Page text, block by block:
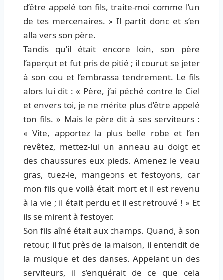
d’être appelé ton fils, traite-moi comme l’un
de tes mercenaires. » Il partit donc et s’en
alla vers son père.
Tandis qu’il était encore loin, son père
l’aperçut et fut pris de pitié ; il courut se jeter
à son cou et l’embrassa tendrement. Le fils
alors lui dit : « Père, j’ai péché contre le Ciel
et envers toi, je ne mérite plus d’être appelé
ton fils. » Mais le père dit à ses serviteurs :
« Vite, apportez la plus belle robe et l’en
revêtez, mettez-lui un anneau au doigt et
des chaussures eux pieds. Amenez le veau
gras, tuez-le, mangeons et festoyons, car
mon fils que voilà était mort et il est revenu
à la vie ; il était perdu et il est retrouvé ! » Et
ils se mirent à festoyer.
Son fils aîné était aux champs. Quand, à son
retour, il fut près de la maison, il entendit de
la musique et des danses. Appelant un des
serviteurs, il s’enquérait de ce que cela